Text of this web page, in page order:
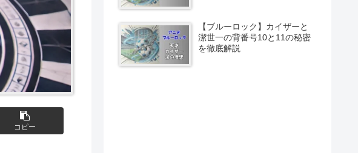
コピー
【ブルーロック】カイザーと
潔世一の背番号10と11の秘密
を徹底解説